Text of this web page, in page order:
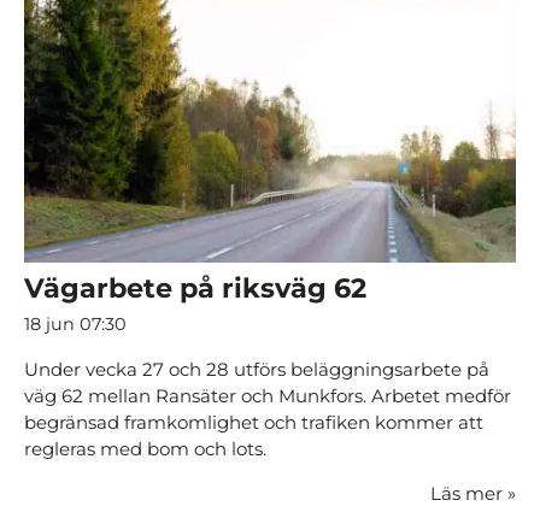
Vägarbete på riksväg 62
18 jun 07:30
Under vecka 27 och 28 utförs beläggningsarbete på
väg 62 mellan Ransäter och Munkfors. Arbetet medför
begränsad framkomlighet och trafiken kommer att
regleras med bom och lots.
Läs mer »